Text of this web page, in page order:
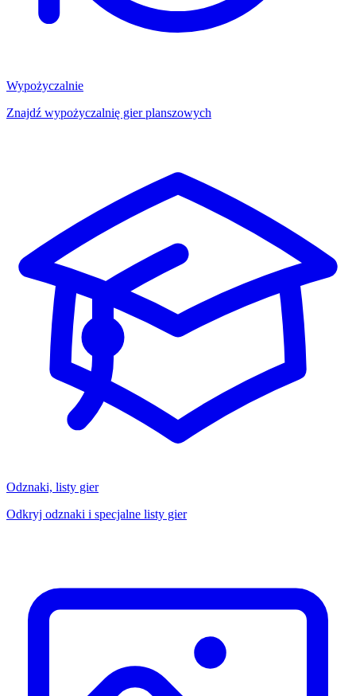
Wypożyczalnie
Znajdź wypożyczalnię gier planszowych
Odznaki, listy gier
Odkryj odznaki i specjalne listy gier